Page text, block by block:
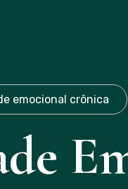
emocional crônica